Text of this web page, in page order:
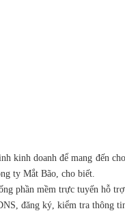
kinh doanh để mang đến
ty Mắt Bão, cho biết.
phần mềm trực tuyến hỗ
đăng ký, kiểm tra thông